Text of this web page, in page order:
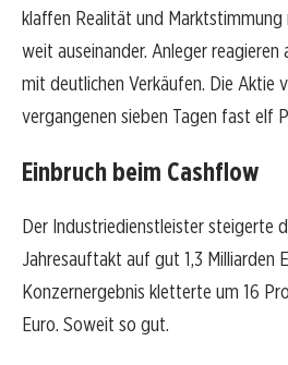
klaffen Realität und Marktstimmung
weit auseinander. Anleger
mit deutlichen Verkäufen. Die Aktie
vergangenen sieben Tagen fast elf
Einbruch beim Cashflow
Der Industriedienstleister steigerte
Jahresauftakt auf gut 1,3 Milliarden
Konzernergebnis kletterte um 16
Euro. Soweit so gut.